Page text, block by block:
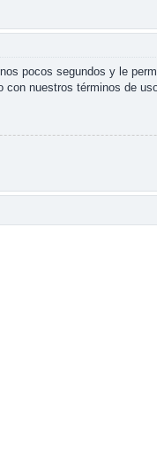
pocos segundos y le
nuestros términos de